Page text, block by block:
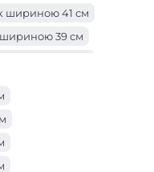
шириною 41 см
39 см